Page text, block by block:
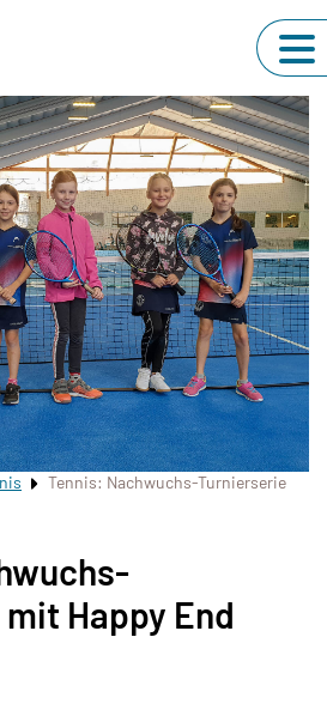
Tennis: Nachwuchs-Turnierserie
Happy End